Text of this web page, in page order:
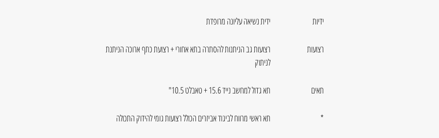
ידיות ידית נשיאה עליונה מרופדת
רצועות
רצועות גב הניתנות להסתרה בתא אחורי + רצועת כתף ארוכה הניתנת
לניתוק
תאים תא גדול למחשב נייד 15.6 + טאבלט 10.5"
* תא ראשי מרווח לביגוד אביזרים הכולל רצועות גומי להידוק התכולה